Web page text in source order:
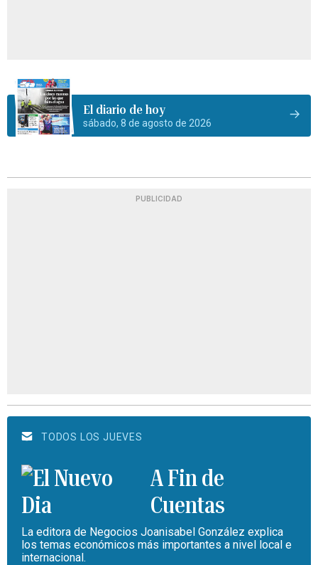
El diario de hoy
sábado, 8 de agosto de 2026
PUBLICIDAD
TODOS LOS JUEVES
A Fin de
Cuentas
La editora de Negocios Joanisabel González explica
los temas económicos más importantes a nivel local e
internacional.